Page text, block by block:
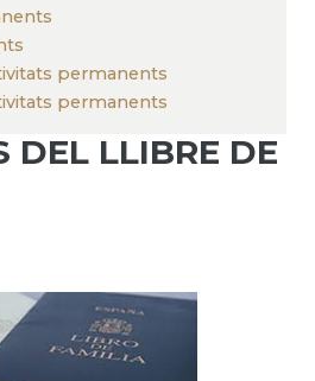
permanents
permanents
DEL LLIBRE DE